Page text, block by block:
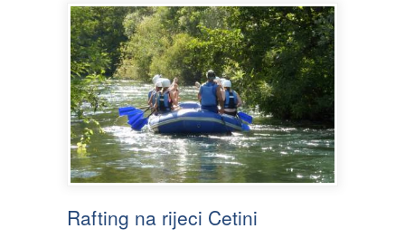
Rafting na rijeci Cetini